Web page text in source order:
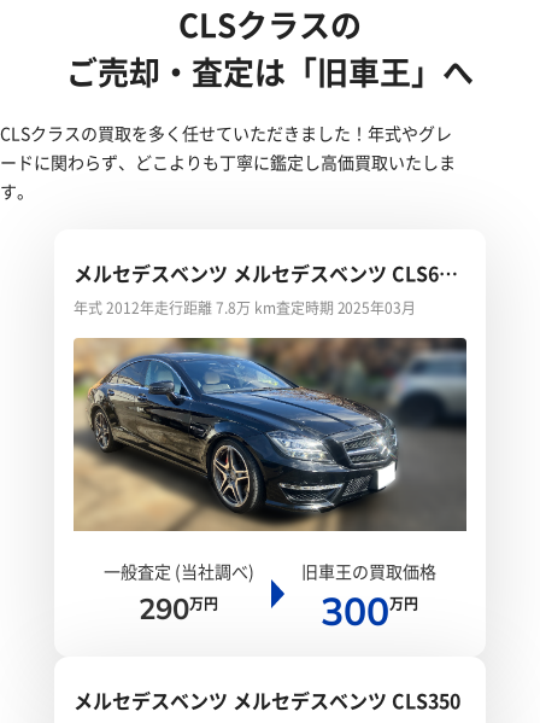
CLSクラスの
ご売却・査定は「旧車王」へ
CLSクラスの買取を多く任せていただきました！年式やグレ
ードに関わらず、どこよりも丁寧に鑑定し高価買取いたしま
す。
メルセデスベンツ メルセデスベンツ CLS63
AMG
年式 2012年走行距離 7.8万 km査定時期 2025年03月
一般査定 (当社調べ)
290万円
旧車王の買取価格
300万円
メルセデスベンツ メルセデスベンツ CLS350